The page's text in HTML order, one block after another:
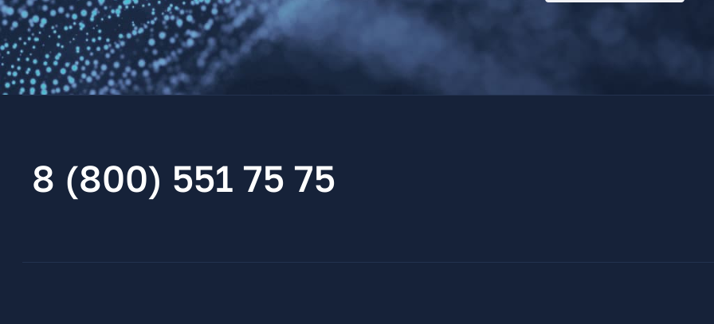
8 (800) 551 75 75